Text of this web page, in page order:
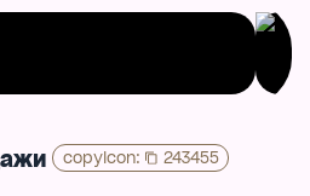
copyIcon: 243455